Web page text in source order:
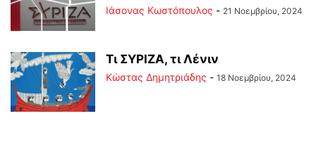
Ιάσονας Κωστόπουλος - 21 Νοεμβρίου, 2024
Τι ΣΥΡΙΖΑ, τι Λένιν
Kώστας Δημητριάδης - 18 Νοεμβρίου, 2024